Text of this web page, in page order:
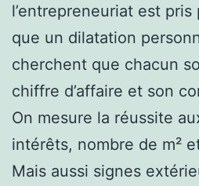
l’entrepreneuriat est
que un dilatation
cherchent que chacun
chiffre d’affaire et son
On mesure la réussite
intérêts, nombre de m²
Mais aussi signes